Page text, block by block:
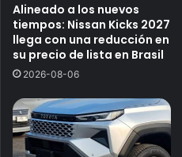
Alineado a los nuevos
tiempos: Nissan Kicks 2027
llega con una reducción en
su precio de lista en Brasil
2026-08-06